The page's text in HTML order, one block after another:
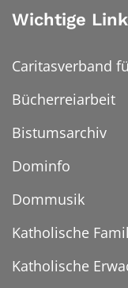
Wichtige
Caritasverband
Bücherreiarbeit
Bistumsarchiv
Dominfo
Dommusik
Katholische
Katholische